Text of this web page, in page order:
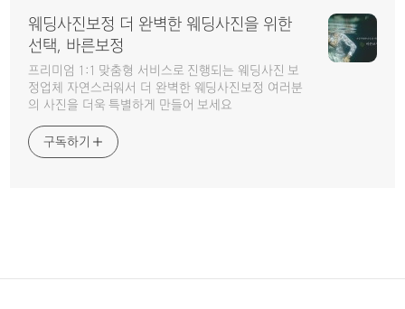
웨딩사진보정 더 완벽한 웨딩사진을 위한
선택, 바른보정
프리미엄 1:1 맞춤형 서비스로 진행되는 웨딩사진 보
정업체 자연스러워서 더 완벽한 웨딩사진보정 여러분
의 사진을 더욱 특별하게 만들어 보세요
구독하기